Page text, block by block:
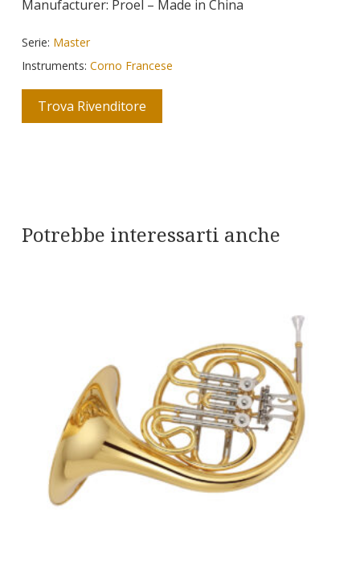
Manufacturer: Proel – Made in China
Serie: Master
Instruments: Corno Francese
Trova Rivenditore
Potrebbe interessarti anche